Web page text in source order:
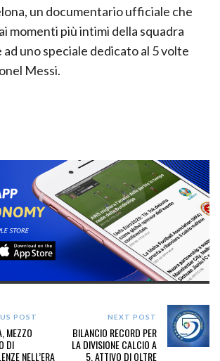
un documentario ufficiale che
momenti più intimi della squadra
uno speciale dedicato al 5 volte
Messi.
POST
MEZZO
DI
NELL’ERA
NEXT POST
BILANCIO RECORD PER
LA DIVISIONE CALCIO A
5. ATTIVO DI OLTRE